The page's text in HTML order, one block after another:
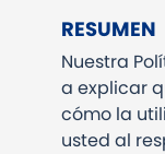
RESUMEN
Nuestra
a explicar
cómo la
usted al